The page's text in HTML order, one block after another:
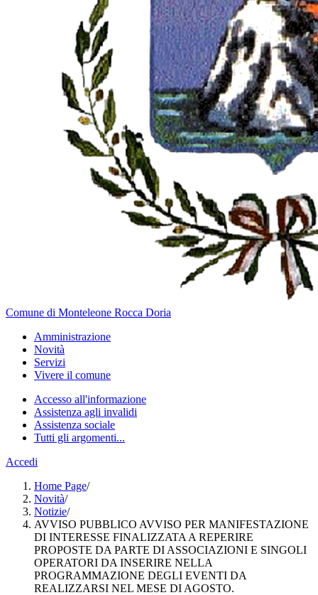
Comune di Monteleone Rocca Doria
Amministrazione
Novità
Servizi
Vivere il comune
Accesso all'informazione
Assistenza agli invalidi
Assistenza sociale
Tutti gli argomenti...
Accedi
Home Page/
Novità/
Notizie/
AVVISO PUBBLICO AVVISO PER MANIFESTAZIONE
DI INTERESSE FINALIZZATA A REPERIRE
PROPOSTE DA PARTE DI ASSOCIAZIONI E SINGOLI
OPERATORI DA INSERIRE NELLA
PROGRAMMAZIONE DEGLI EVENTI DA
REALIZZARSI NEL MESE DI AGOSTO.